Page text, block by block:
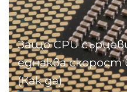
Защо CPU
еднаква
(Как да)